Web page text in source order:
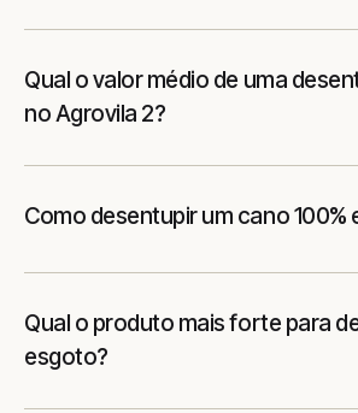
Qual o valor médio de uma
no Agrovila 2?
Como desentupir um cano 100%
Qual o produto mais forte para
esgoto?